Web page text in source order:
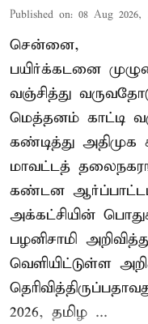
Published on: 08 Aug 2026,
சென்னை,
பயிர்க்கடனை
வஞ்சித்து
மெத்தனம் காட்டி
கண்டித்து
மாவட்டத்
கண்டன
அக்கட்சியின்
பழனிசாமி
வெளியிட்டுள்ள
2026, தமிழ ...